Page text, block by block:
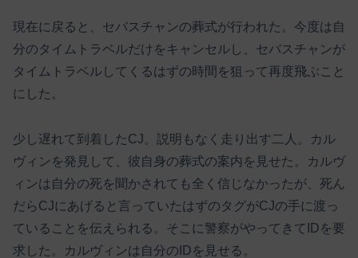
現在に戻ると、セバスチャンの葬式が行われた。今度は自
分のタイムトラベルだけをキャンセルし、セバスチャンが
タイムトラベルしてくるはずの時間を狙って再度飛ぶこと
にした。
少し遅れて到着したCJ。説明もなく走り出す二人。カル
ヴィンを発見して、彼自身の葬式の案内を見せた。カルヴ
ィンは自分の死を聞かされても全く信じなかったが、死ん
だらCJにあげると言っていたはずのタグがCJの手に渡っ
ていることを伝えられる。そこに警察がやってきてIDを要
求した。カルヴィンは自分のIDを見せる。